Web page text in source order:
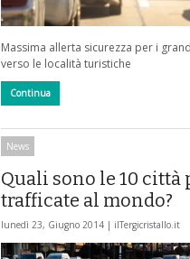
Massima allerta sicurezza per i
verso le località turistiche
Continua
News
Quali sono le 10 città
trafficate al mondo?
lunedì 23, Giugno 2014 | ilTergicristallo.it